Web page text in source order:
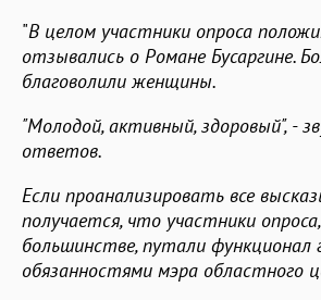
"В целом участники опроса
отзывались о Романе Бусаргине.
благоволили женщины.
"Молодой, активный, здоровый", -
ответов.
Если проанализировать все
получается, что участники
большинстве, путали функционал
обязанностями мэра областного